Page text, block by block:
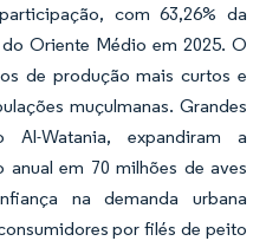
com 63,26% da
Oriente Médio em 2025. O
de produção mais curtos e
muçulmanas. Grandes
Al-Watania, expandiram a
em 70 milhões de aves
na demanda urbana
por filés de peito